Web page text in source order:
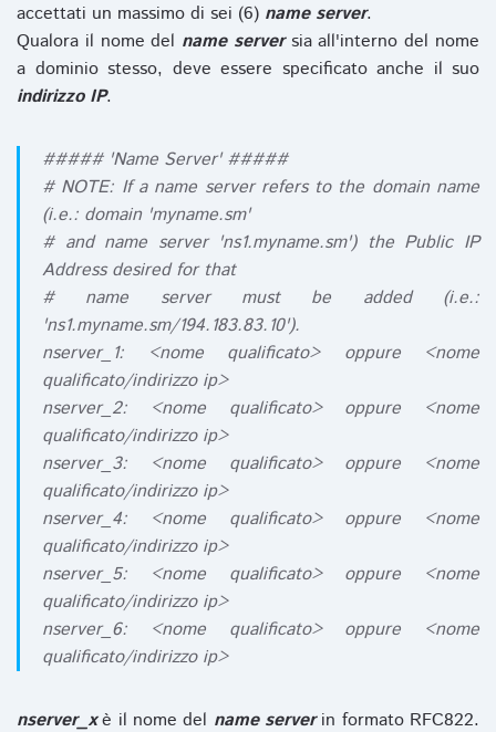
accettati un massimo di sei (6) name server.
Qualora il nome del name serversia all'interno del nome
a dominio stesso, deve essere specificato anche il suo
indirizzo IP.
##### 'Name Server' #####
# NOTE: If a name server refers to the domain name
(i.e.: domain 'myname.sm'
# and name server 'ns1.myname.sm') the Public IP
Address desired for that
# name server must be added (i.e.:
'ns1.myname.sm/194.183.83.10').
nserver_1: <nome qualificato> oppure <nome
qualificato/indirizzo ip>
nserver_2: <nome qualificato> oppure <nome
qualificato/indirizzo ip>
nserver_3: <nome qualificato> oppure <nome
qualificato/indirizzo ip>
nserver_4: <nome qualificato> oppure <nome
qualificato/indirizzo ip>
nserver_5: <nome qualificato> oppure <nome
qualificato/indirizzo ip>
nserver_6: <nome qualificato> oppure <nome
qualificato/indirizzo ip>
nserver_xè il nome del name serverin formato RFC822.